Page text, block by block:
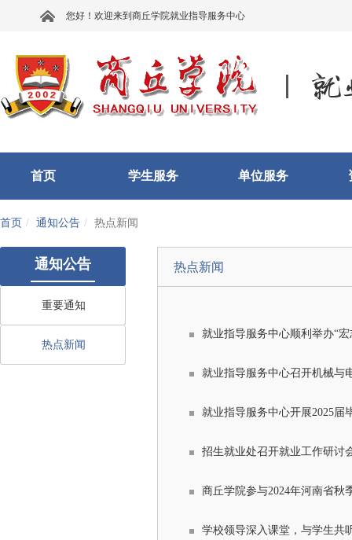
您好！欢迎来到商丘学院就业指导服务中心
首页 学生服务 单位服务
首页 通知公告 热点新闻
通知公告
重要通知
热点新闻
热点新闻
就业指导服务中心顺利举办“
就业指导服务中心召开机械与
就业指导服务中心开展2025届
招生就业处召开就业工作研讨
商丘学院参与2024年河南省秋
学校领导深入课堂，与学生共